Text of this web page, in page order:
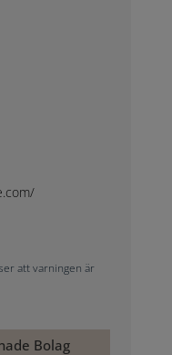
att varningen är
Bolag